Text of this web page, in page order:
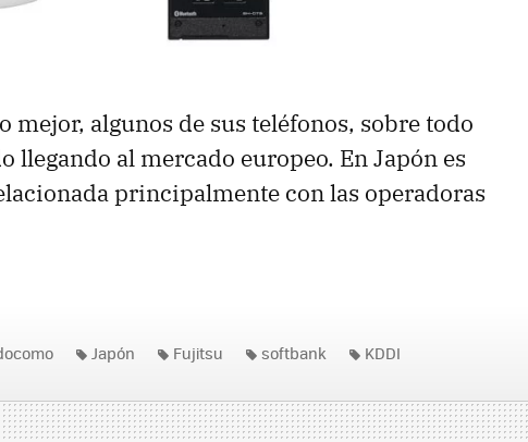
mejor, algunos de sus teléfonos, sobre todo
llegando al mercado europeo. En Japón es
principalmente con las operadoras
Japón Fujitsu softbank KDDI